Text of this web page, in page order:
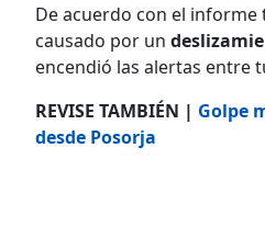
De acuerdo con el informe
causado por un
encendió las alertas entre
REVISE TAMBIÉN | Golpe
desde Posorja